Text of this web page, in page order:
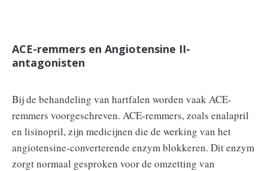
ACE-remmers en Angiotensine II-
antagonisten
Bij de behandeling van hartfalen worden vaak ACE-
remmers voorgeschreven. ACE-remmers, zoals enalapril
en lisinopril, zijn medicijnen die de werking van het
angiotensine-converterende enzym blokkeren. Dit enzym
zorgt normaal gesproken voor de omzetting van